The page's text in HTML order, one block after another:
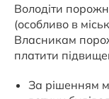
Володіти
(особливо в
Власникам
платити
За рішенням